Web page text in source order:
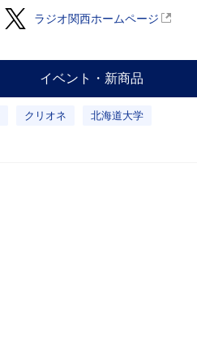
ラジオ関西ホームページ
イベント・新商品
クリオネ 北海道大学